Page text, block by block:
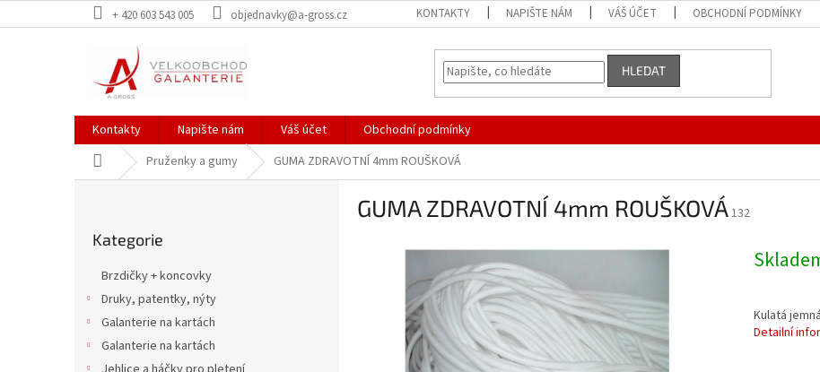
na
+ 420 603 543 005 objednavky@a-gross.cz KONTAKTY NAPIŠTE NÁM VÁŠ ÚČET OBCHODNÍ PODMÍNKY
HLEDAT
Kontakty Napište nám Váš účet
Obchodní podmínky
Domů Pruženky a gumy GUMA ZDRAVOTNÍ 4mm ROUŠKOVÁ
kategorie
Kategorie
Brzdičky + koncovky
Druky, patentky, nýty
Galanterie na kartách
Galanterie na kartách
GUMA ZDRAVOTNÍ 4mm ROUŠKOVÁ132
Kulatá
Detailní